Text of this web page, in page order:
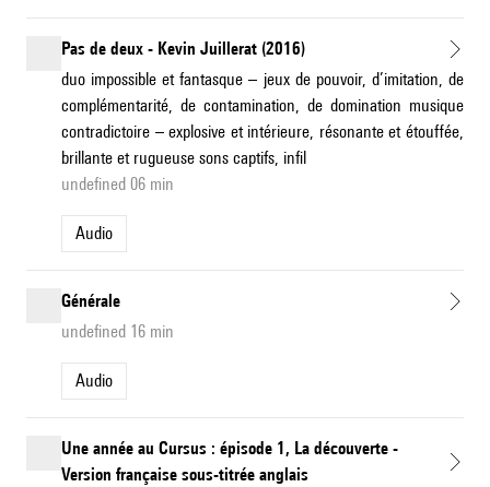
Pas de deux - Kevin Juillerat (2016)
duo impossible et fantasque – jeux de pouvoir, d’imitation, de
complémentarité, de contamination, de domination musique
contradictoire – explosive et intérieure, résonante et étouffée,
brillante et rugueuse sons captifs, infil
undefined 06 min
Audio
Générale
undefined 16 min
Audio
Une année au Cursus : épisode 1, La découverte -
Version française sous-titrée anglais